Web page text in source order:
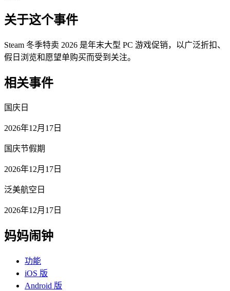
关于这个事件
Steam 冬季特卖 2026 是年末大型 PC 游戏促销，以广泛折扣、
假日浏览和愿望单购买而受到关注。
相关事件
国庆日
2026年12月17日
国庆节假期
2026年12月17日
泛美航空日
2026年12月17日
妈妈闹钟
功能
iOS 版
Android 版